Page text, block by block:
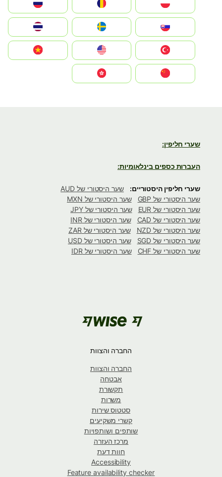
România
Slovensko
United States
Vietnam
שערי חליפין:
העברות כספים בינלאומיות:
שערי חליפין היסטוריים:
שער היסטורי של AUD
שער היסטורי של GBP
שער היסטורי של MXN
שער היסטורי של EUR
שער היסטורי של JPY
שער היסטורי של CAD
שער היסטורי של INR
שער היסטורי של NZD
שער היסטורי של ZAR
שער היסטורי של SGD
שער היסטורי של USD
שער היסטורי של CHF
שער היסטורי של IDR
החברה והצוות
החברה והצוות
אבטחה
תקשורת
משרות
סטטוס שירות
קשרי משקיעים
שותפים ושותפויות
מרכז העזרה
חוות דעת
Accessibility
Feature availability checker